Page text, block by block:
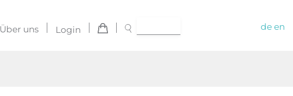
Über uns Login de en